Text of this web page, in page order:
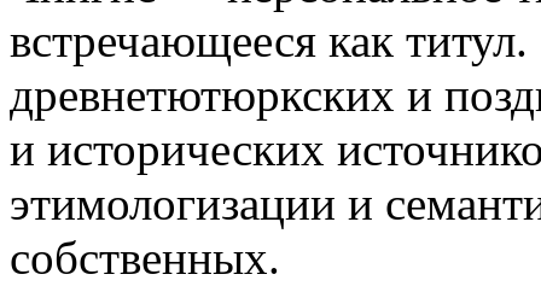
встречающееся как
древнетютюркских и
и исторических
этимологизации и
собственных.